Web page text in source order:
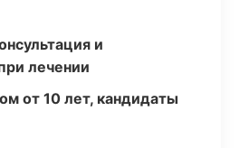
и
лечении
от 10 лет, кандидаты